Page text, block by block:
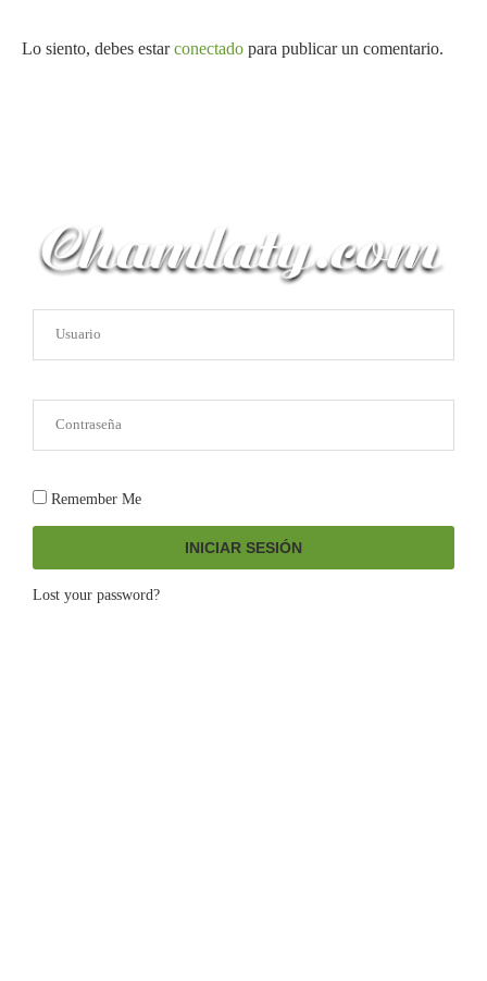
Lo siento, debes estarconectado para publicar un comentario.
Remember Me
INICIAR SESIÓN
Lost your password?